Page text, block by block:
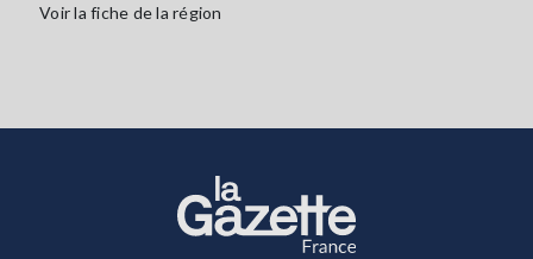
Voir la fiche de la région